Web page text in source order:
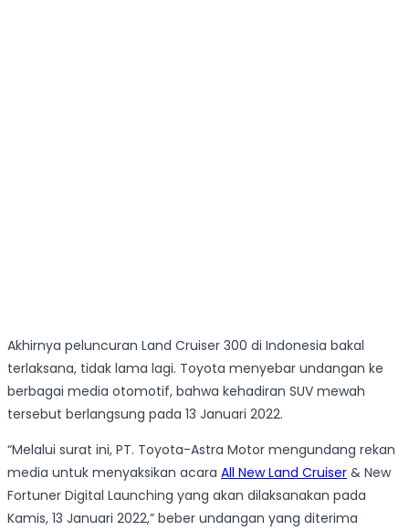
Akhirnya peluncuran Land Cruiser 300 di Indonesia bakal
terlaksana, tidak lama lagi. Toyota menyebar undangan ke
berbagai media otomotif, bahwa kehadiran SUV mewah
tersebut berlangsung pada 13 Januari 2022.
“Melalui surat ini, PT. Toyota-Astra Motor mengundang rekan
media untuk menyaksikan acara All New Land Cruiser & New
Fortuner Digital Launching yang akan dilaksanakan pada
Kamis, 13 Januari 2022,” beber undangan yang diterima